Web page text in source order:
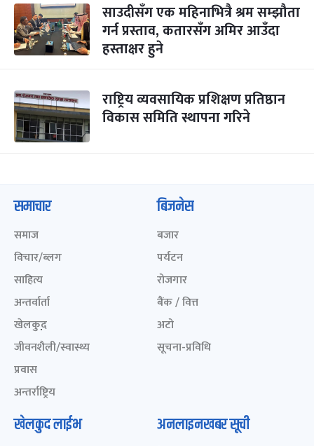
साउदीसँग एक महिनाभित्रै श्रम सम्झौता
गर्न प्रस्ताव, कतारसँग अमिर आउँदा
हस्ताक्षर हुने
राष्ट्रिय व्यवसायिक प्रशिक्षण प्रतिष्ठान
विकास समिति स्थापना गरिने
समाचार
समाज
विचार/ब्लग
साहित्य
अन्तर्वार्ता
खेलकुद़़
जीवनशैली/स्वास्थ्य
प्रवास
अन्तर्राष्ट्रिय
बिजनेस
बजार
पर्यटन
रोजगार
बैंक / वित्त
अटो
सूचना-प्रविधि
खेलकुद लाईभ अनलाइनखबर सूची